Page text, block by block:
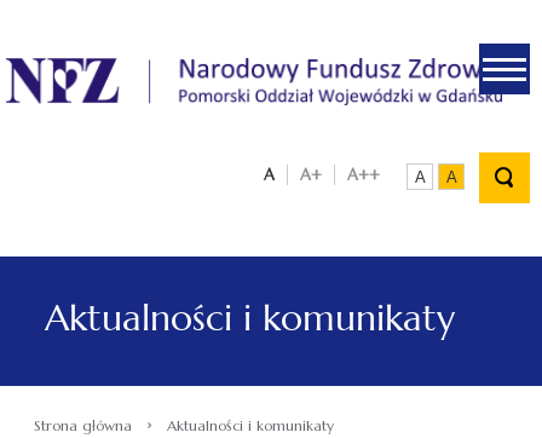
.
A A+ A++ A A
Aktualności i komunikaty
Strona główna › Aktualności i komunikaty